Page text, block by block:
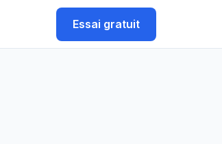
Essai gratuit